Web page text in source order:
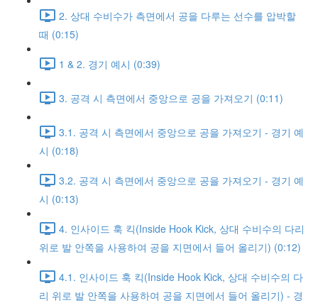
2. 상대 수비수가 측면에서 공을 다루는 선수를 압박할
때 (0:15)
1 & 2. 경기 예시 (0:39)
3. 공격 시 측면에서 중앙으로 공을 가져오기 (0:11)
3.1. 공격 시 측면에서 중앙으로 공을 가져오기 - 경기 예
시 (0:18)
3.2. 공격 시 측면에서 중앙으로 공을 가져오기 - 경기 예
시 (0:13)
4. 인사이드 훅 킥(Inside Hook Kick, 상대 수비수의 다리
위로 발 안쪽을 사용하여 공을 지면에서 들어 올리기) (0:12)
4.1. 인사이드 훅 킥(Inside Hook Kick, 상대 수비수의 다
리 위로 발 안쪽을 사용하여 공을 지면에서 들어 올리기) - 경